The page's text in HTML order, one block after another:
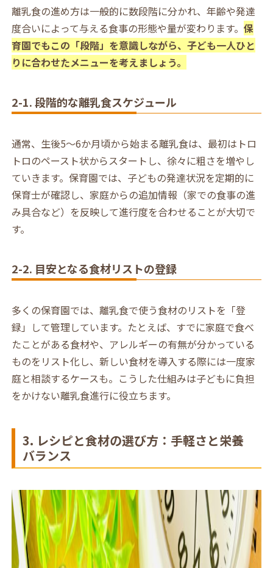
離乳食の進め方は一般的に数段階に分かれ、年齢や発達
度合いによって与える食事の形態や量が変わります。 保
育園でもこの「段階」を意識しながら、子ども一人ひと
りに合わせたメニューを考えましょう。
2-1. 段階的な離乳食スケジュール
通常、生後5～6か月頃から始まる離乳食は、最初はトロ
トロのペースト状からスタートし、徐々に粗さを増やし
ていきます。保育園では、子どもの発達状況を定期的に
保育士が確認し、家庭からの追加情報（家での食事の進
み具合など）を反映して進行度を合わせることが大切で
す。
2-2. 目安となる食材リストの登録
多くの保育園では、離乳食で使う食材のリストを「登
録」して管理しています。たとえば、すでに家庭で食べ
たことがある食材や、アレルギーの有無が分かっている
ものをリスト化し、新しい食材を導入する際には一度家
庭と相談するケースも。こうした仕組みは子どもに負担
をかけない離乳食進行に役立ちます。
3. レシピと食材の選び方：手軽さと栄養
バランス